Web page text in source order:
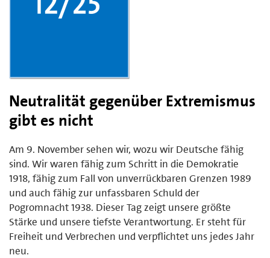
Neutralität gegenüber Extremismus
gibt es nicht
Am 9. November sehen wir, wozu wir Deutsche fähig
sind. Wir waren fähig zum Schritt in die Demokratie
1918, fähig zum Fall von unverrückbaren Grenzen 1989
und auch fähig zur unfassbaren Schuld der
Pogromnacht 1938. Dieser Tag zeigt unsere größte
Stärke und unsere tiefste Verantwortung. Er steht für
Freiheit und Verbrechen und verpflichtet uns jedes Jahr
neu.